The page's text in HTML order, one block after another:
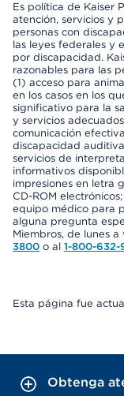
Es política de Kaiser
atención, servicios y
personas con
las leyes federales y
por discapacidad.
razonables para las
(1) acceso para
en los casos en los
significativo para la
y servicios
comunicación
discapacidad
servicios de
informativos
impresiones en letra
CD-ROM
equipo médico para
alguna pregunta
Miembros, de lunes a
3800 o al 1-800-632-
Esta página fue
Obtenga